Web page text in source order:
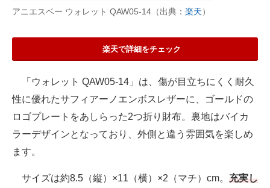
アニエスベー ウォレット QAW05-14（出典： 楽天）
楽天で詳細をチェック
「ウォレット QAW05-14」は、傷が目立ちにくく耐久
性に優れたサフィアーノエンボスレザーに、ゴールドの
ロゴプレートをあしらった2つ折り財布。裏地はバイカ
ラーデザインとなっており、外側と違う雰囲気を楽しめ
ます。
サイズは約8.5（縦）×11（横）×2（マチ）cm。 充実し